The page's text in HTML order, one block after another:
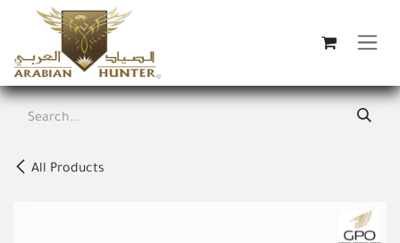
Skip to Content
All Products